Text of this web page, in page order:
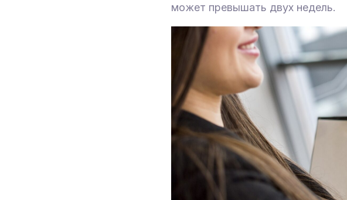
может превышать двух недель.